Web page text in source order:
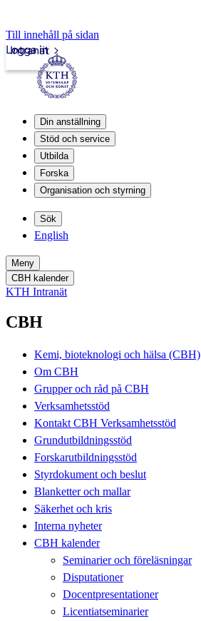
Till innehåll på sidan
Intranät
Logga in
Din anställning
Stöd och service
Utbilda
Forska
Organisation och styrning
Sök
English
Meny
CBH kalender
KTH Intranät
CBH
Kemi, bioteknologi och hälsa (CBH)
Om CBH
Grupper och råd på CBH
Verksamhetsstöd
Kontakt CBH Verksamhetsstöd
Grundutbildningsstöd
Forskarutbildningsstöd
Styrdokument och beslut
Blanketter och mallar
Säkerhet och kris
Interna nyheter
CBH kalender
Seminarier och föreläsningar
Disputationer
Docentpresentationer
Licentiatseminarier